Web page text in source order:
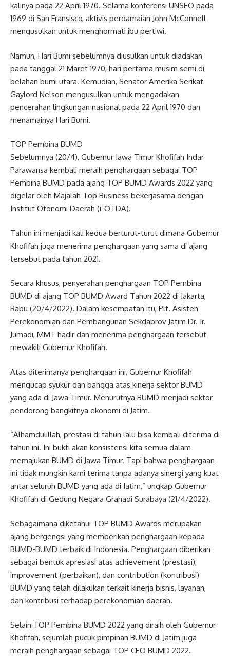
kalinya pada 22 April 1970. Selama konferensi UNSEO pada
1969 di San Fransisco, aktivis perdamaian John McConnell
mengusulkan untuk menghormati ibu pertiwi.
Namun, Hari Bumi sebelumnya diusulkan untuk diadakan
pada tanggal 21 Maret 1970, hari pertama musim semi di
belahan bumi utara. Kemudian, Senator Amerika Serikat
Gaylord Nelson mengusulkan untuk mengadakan
pencerahan lingkungan nasional pada 22 April 1970 dan
menamainya Hari Bumi.
TOP Pembina BUMD
Sebelumnya (20/4), Gubernur Jawa Timur Khofifah Indar
Parawansa kembali meraih penghargaan sebagai TOP
Pembina BUMD pada ajang TOP BUMD Awards 2022 yang
digelar oleh Majalah Top Business bekerjasama dengan
Institut Otonomi Daerah (i-OTDA).
Tahun ini menjadi kali kedua berturut-turut dimana Gubernur
Khofifah juga menerima penghargaan yang sama di ajang
tersebut pada tahun 2021.
Secara khusus, penyerahan penghargaan TOP Pembina
BUMD di ajang TOP BUMD Award Tahun 2022 di Jakarta,
Rabu (20/4/2022). Dalam kesempatan itu, Plt. Asisten
Perekonomian dan Pembangunan Sekdaprov Jatim Dr. Ir.
Jumadi, MMT hadir dan menerima penghargaan tersebut
mewakili Gubernur Khofifah.
Atas diterimanya penghargaan ini, Gubernur Khofifah
mengucap syukur dan bangga atas kinerja sektor BUMD
yang ada di Jawa Timur. Menurutnya BUMD menjadi sektor
pendorong bangkitnya ekonomi di Jatim.
“Alhamdulillah, prestasi di tahun lalu bisa kembali diterima di
tahun ini. Ini bukti akan konsistensi kita semua dalam
memajukan BUMD di Jawa Timur. Tapi bahwa penghargaan
ini tidak mungkin kami terima tanpa adanya sinergi yang kuat
antar seluruh BUMD yang ada di Jatim,” ungkap Gubernur
Khofifah di Gedung Negara Grahadi Surabaya (21/4/2022).
Sebagaimana diketahui TOP BUMD Awards merupakan
ajang bergengsi yang memberikan penghargaan kepada
BUMD-BUMD terbaik di Indonesia. Penghargaan diberikan
sebagai bentuk apresiasi atas achievement (prestasi),
improvement (perbaikan), dan contribution (kontribusi)
BUMD yang telah dilakukan terkait kinerja bisnis, layanan,
dan kontribusi terhadap perekonomian daerah.
Selain TOP Pembina BUMD 2022 yang diraih oleh Gubernur
Khofifah, sejumlah pucuk pimpinan BUMD di Jatim juga
meraih penghargaan sebagai TOP CEO BUMD 2022.